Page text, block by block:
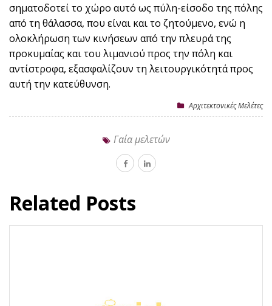
σηματοδοτεί το χώρο αυτό ως πύλη-είσοδο της πόλης
από τη θάλασσα, που είναι και το ζητούμενο, ενώ η
ολοκλήρωση των κινήσεων από την πλευρά της
προκυμαίας και του λιμανιού προς την πόλη και
αντίστροφα, εξασφαλίζουν τη λειτουργικότητά προς
αυτή την κατεύθυνση.
Αρχιτεκτονικές Μελέτες
Γαία μελετών
Related Posts